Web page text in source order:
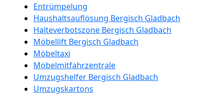
Entrümpelung
Haushaltsauflösung Bergisch Gladbach
Halteverbotszone Bergisch Gladbach
Möbellift Bergisch Gladbach
Möbeltaxi
Möbelmitfahrzentrale
Umzugshelfer Bergisch Gladbach
Umzugskartons